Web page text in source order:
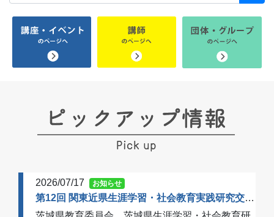
2026/07/17 お知らせ
第12回 関東近県生涯学習・社会教育実践研究交流会 開催のご案内（一次案内）